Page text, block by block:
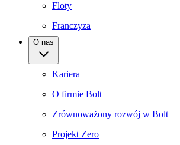
Floty
Franczyza
O nas
Kariera
O firmie Bolt
Zrównoważony rozwój w Bolt
Projekt Zero